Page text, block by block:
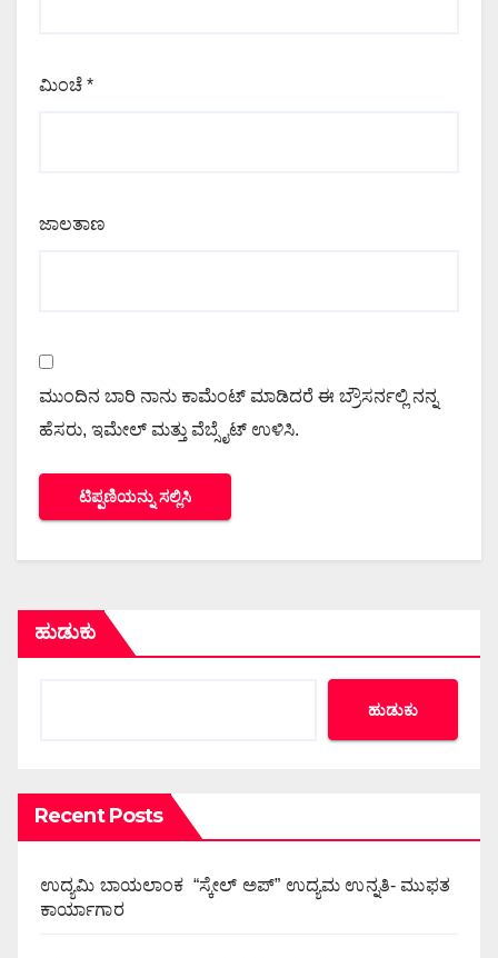
ಮಿಂಚೆ *
ಜಾಲತಾಣ
ಮುಂದಿನ ಬಾರಿ ನಾನು ಕಾಮೆಂಟ್ ಮಾಡಿದರೆ ಈ ಬ್ರೌಸರ್ನಲ್ಲಿ ನನ್ನ
ಹೆಸರು, ಇಮೇಲ್ ಮತ್ತು ವೆಬ್ಸೈಟ್ ಉಳಿಸಿ.
ಹುಡುಕು
ಹುಡುಕು
Recent Posts
ಉದ್ಯಮಿ ಬಾಯಲಾಂಕ “ಸ್ಕೇಲ್ ಅಪ್” ಉದ್ಯಮ ಉನ್ನತಿ- ಮುಫತ
ಕಾರ್ಯಾಗಾರ